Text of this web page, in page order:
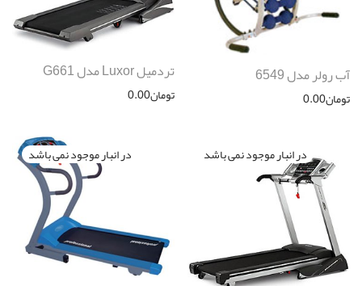
آب رولر مدل 6549
تومان0.00
تردمیل Luxor مدل G661
تومان0.00